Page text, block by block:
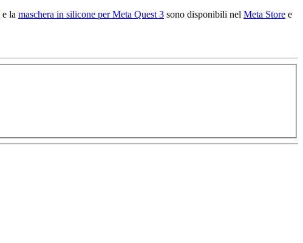
e la maschera in silicone per Meta Quest 3 sono disponibili nel Meta Store e